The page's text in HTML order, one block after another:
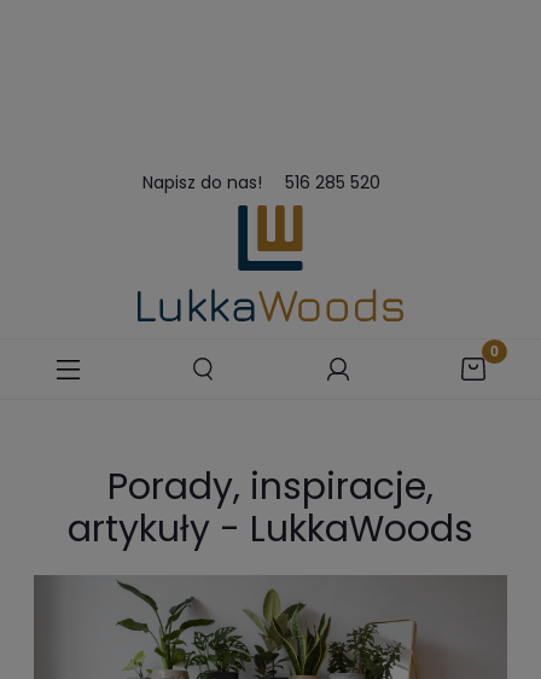
Napisz do nas! 516 285 520
Porady, inspiracje,
artykuły - LukkaWoods